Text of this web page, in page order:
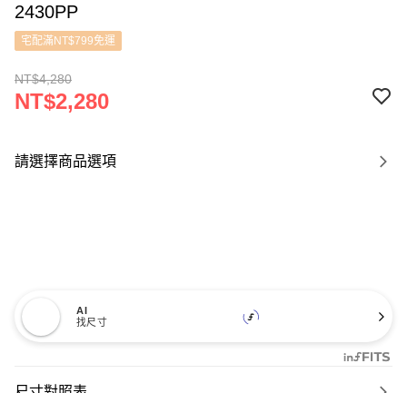
2430PP
宅配滿NT$799免運
NT$4,280
NT$2,280
請選擇商品選項
AI
找尺寸